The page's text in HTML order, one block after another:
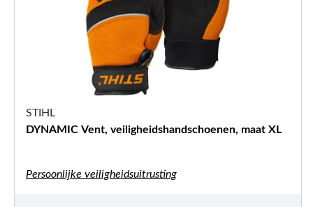
STIHL
DYNAMIC Vent, veiligheidshandschoenen, maat XL
Persoonlijke veiligheidsuitrusting